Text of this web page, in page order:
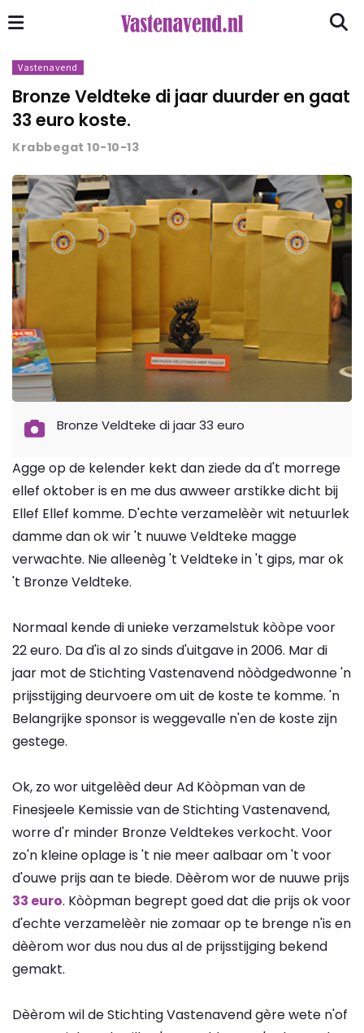
Vastenavend
Bronze Veldteke di jaar duurder en gaat
33 euro koste.
Krabbegat 10-10-13
Bronze Veldteke di jaar 33 euro
Agge op de kelender kekt dan ziede da d't morrege
ellef oktober is en me dus awweer arstikke dicht bij
Ellef Ellef komme. D'echte verzamelèèr wit netuurlek
damme dan ok wir 't nuuwe Veldteke magge
verwachte. Nie alleenèg 't Veldteke in 't gips, mar ok
't Bronze Veldteke.
Normaal kende di unieke verzamelstuk kòòpe voor
22 euro. Da d'is al zo sinds d'uitgave in 2006. Mar di
jaar mot de Stichting Vastenavend nòòdgedwonne 'n
prijsstijging deurvoere om uit de koste te komme. 'n
Belangrijke sponsor is weggevalle n'en de koste zijn
gestege.
Ok, zo wor uitgelèèd deur Ad Kòòpman van de
Finesjeele Kemissie van de Stichting Vastenavend,
worre d'r minder Bronze Veldtekes verkocht. Voor
zo'n kleine oplage is 't nie meer aalbaar om 't voor
d'ouwe prijs aan te biede. Dèèrom wor de nuuwe prijs
33 euro. Kòòpman begrept goed dat die prijs ok voor
d'echte verzamelèèr nie zomaar op te brenge n'is en
dèèrom wor dus nou dus al de prijsstijging bekend
gemakt.
Dèèrom wil de Stichting Vastenavend gère wete n'of